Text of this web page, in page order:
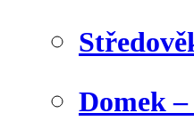
Domek